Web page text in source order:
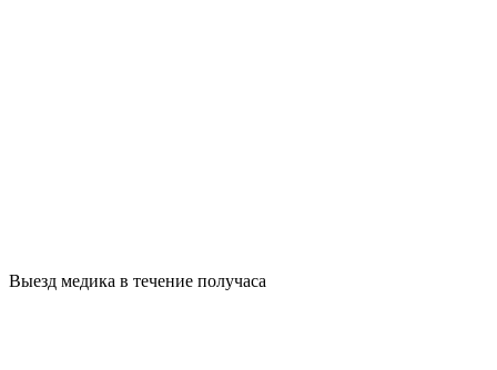
Выезд медика в течение получаса